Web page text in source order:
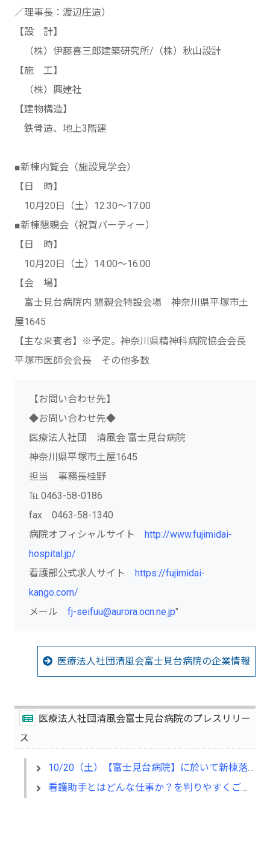
／理事長：渡辺庄造）
【設 計】
（株）伊藤喜三郎建築研究所/（株）秋山設計
【施 工】
（株）興建社
【建物構造】
鉄骨造、地上3階建
■新棟内覧会（施設見学会）
【日 時】
10月20日（土）12:30～17:00
■新棟懇親会（祝賀パーティー）
【日 時】
10月20日（土）14:00～16:00
【会 場】
富士見台病院内 懇親会特設会場 神奈川県平塚市土
屋1645
【主な来賓者】※予定。神奈川県精神科病院協会会長
平塚市医師会会長 その他多数
【お問い合わせ先】
◆お問い合わせ先◆
医療法人社団 清風会 富士見台病院
神奈川県平塚市土屋1645
担当 事務長桂野
℡ 0463-58-0186
fax 0463-58-1340
病院オフィシャルサイト http://www.fujimidai-
hospital.jp/
看護部公式求人サイト https://fujimidai-
kango.com/
メール fj-seifuu@aurora.ocn.ne.jp"
医療法人社団清風会富士見台病院の企業情報
医療法人社団清風会富士見台病院のプレスリリー
ス
10/20（土）【富士見台病院】に於いて新棟落成を記念した新棟内覧会及び懇親会を開催
看護助手とはどんな仕事か？を判りやすくご紹介するサイトを開設